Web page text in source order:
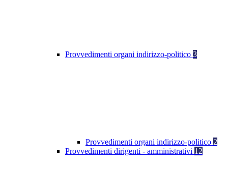
Provvedimenti organi indirizzo-politico 3
Provvedimenti organi indirizzo-politico 2
Provvedimenti dirigenti - amministrativi 12